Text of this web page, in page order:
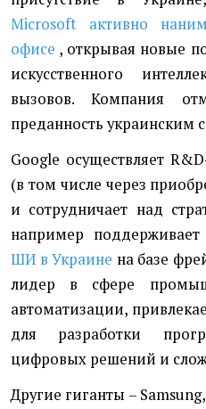
Microsoft активно
офисе , открывая новые
искусственного
вызовов. Компания
преданность украинским
Google осуществляет
(в том числе через
и сотрудничает над
например поддерживает
ШИ в Украине на базе
лидер в сфере
автоматизации,
для разработки
цифровых решений и
Другие гиганты –